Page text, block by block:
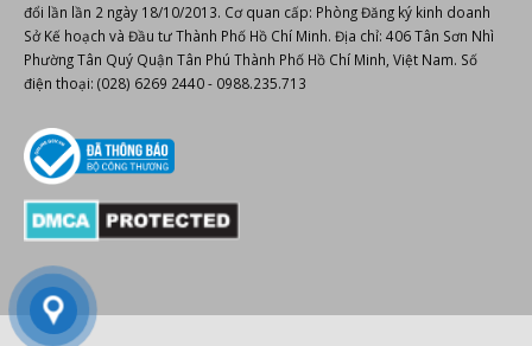
đổi lần lần 2 ngày 18/10/2013. Cơ quan cấp: Phòng Đăng ký kinh doanh
Sở Kế hoạch và Đầu tư Thành Phố Hồ Chí Minh. Địa chỉ: 406 Tân Sơn Nhì
Phường Tân Quý Quận Tân Phú Thành Phố Hồ Chí Minh, Việt Nam. Số
điện thoại: (028) 6269 2440 - 0988.235.713